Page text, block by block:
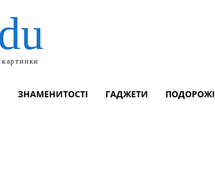
ЗНАМЕНИТОСТІ ГАДЖЕТИ ПОДОРОЖІ